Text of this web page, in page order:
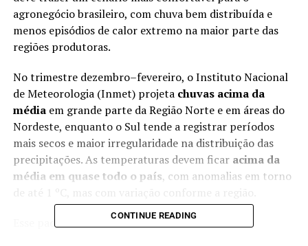
agronegócio brasileiro, com chuva bem distribuída e
menos episódios de calor extremo na maior parte das
regiões produtoras.
No trimestre dezembro–fevereiro, o Instituto Nacional
de Meteorologia (Inmet) projeta chuvas acima da
médiaem grande parte da Região Norte e em áreas do
Nordeste, enquanto o Sul tende a registrar períodos
mais secos e maior irregularidade na distribuição das
precipitações. As temperaturas devem ficar acima da
média em quase todo o país, com anomalias em torno
Esse padrão é coerente com o La Niña de fraca
CONTINUE READING